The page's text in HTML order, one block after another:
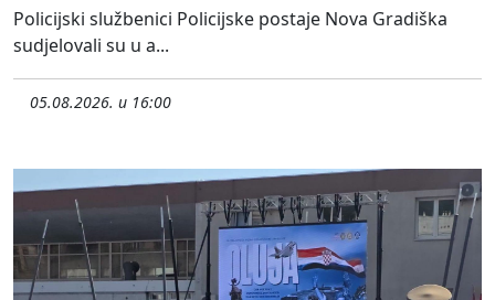
Policijski službenici Policijske postaje Nova Gradiška
sudjelovali su u a...
05.08.2026. u 16:00